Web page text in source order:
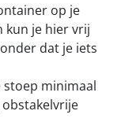
op je
kun je hier vrij
dat je iets
stoep minimaal